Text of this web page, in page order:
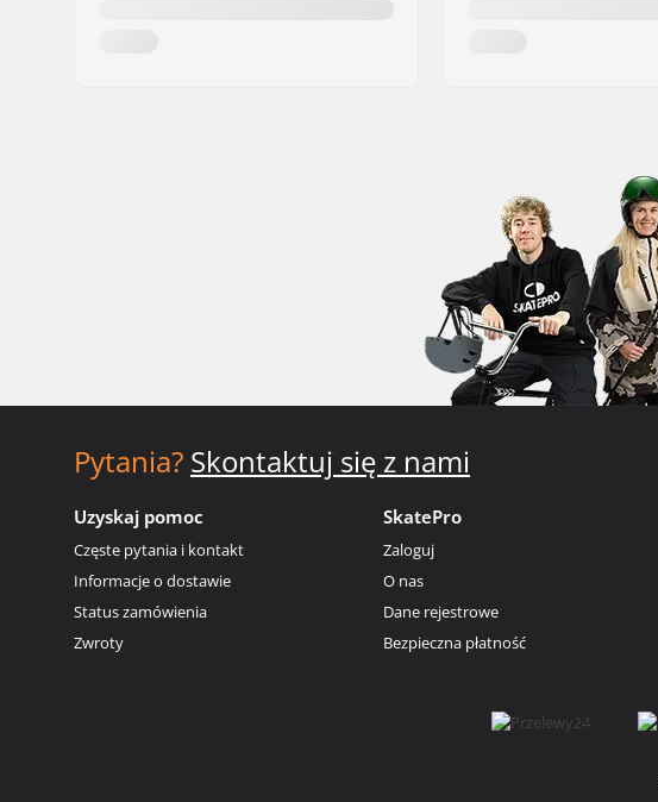
Pytania? Skontaktuj się z nami
Uzyskaj pomoc
Częste pytania i kontakt
Informacje o dostawie
Status zamówienia
Zwroty
SkatePro
Zaloguj
O nas
Dane rejestrowe
Bezpieczna płatność